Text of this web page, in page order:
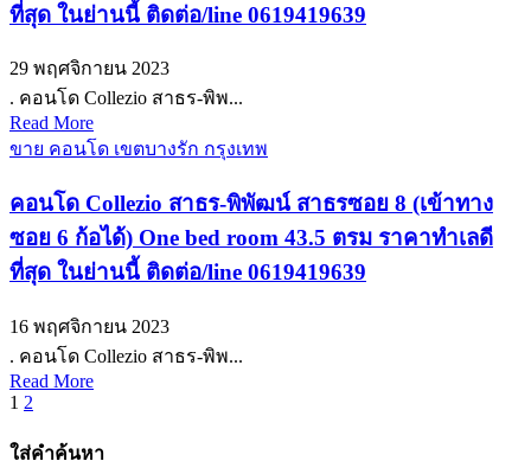
ที่สุด ในย่านนี้ ติดต่อ/line 0619419639
29 พฤศจิกายน 2023
. คอนโด Collezio สาธร-พิพ...
Read More
ขาย คอนโด เขตบางรัก กรุงเทพ
คอนโด Collezio สาธร-พิพัฒน์ สาธรซอย 8 (เข้าทาง
ซอย 6 ก้อได้) One bed room 43.5 ตรม ราคาทำเลดี
ที่สุด ในย่านนี้ ติดต่อ/line 0619419639
16 พฤศจิกายน 2023
. คอนโด Collezio สาธร-พิพ...
Read More
Posts
pagination
1 2
ใส่คำค้นหา